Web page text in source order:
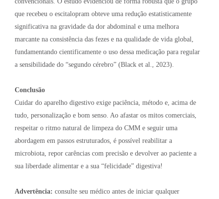
que recebeu o escitalopram obteve uma redução estatisticamente
significativa na gravidade da dor abdominal e uma melhora
marcante na consistência das fezes e na qualidade de vida global,
fundamentando cientificamente o uso dessa medicação para regular
a sensibilidade do “segundo cérebro” (Black et al., 2023).
Conclusão
Cuidar do aparelho digestivo exige paciência, método e, acima de
tudo, personalização e bom senso. Ao afastar os mitos comerciais,
respeitar o ritmo natural de limpeza do CMM e seguir uma
abordagem em passos estruturados, é possível reabilitar a
microbiota, repor carências com precisão e devolver ao paciente a
sua liberdade alimentar e a sua “felicidade” digestiva!
Advertência: consulte seu médico antes de iniciar qualquer